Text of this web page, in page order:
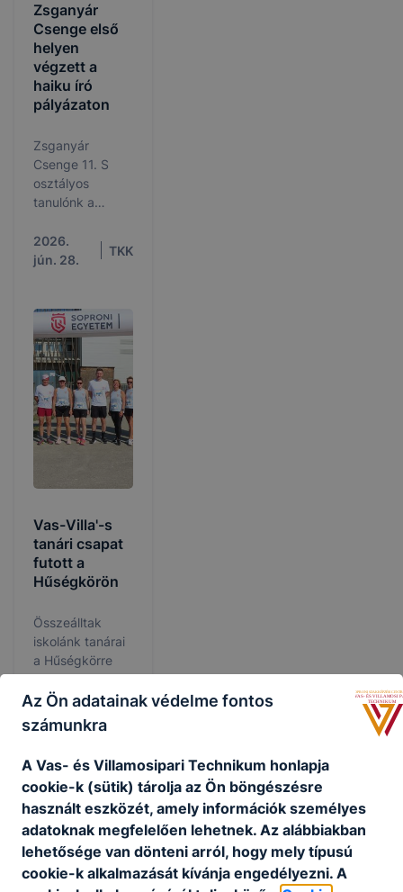
Zsganyár
Csenge első
helyen
végzett a
haiku író
pályázaton
Zsganyár
Csenge 11. S
osztályos
tanulónk a
alkalmából
meghirdetett
helyezett lett
2026.
jún. 28.
TKK
Vas-Villa'-s
tanári csapat
futott a
Hűségkörön
Összeálltak
iskolánk tanárai
a Hűségkörre
szombaton, és
heten váltóban
végig futották a
86 km-es távot.
2026. jún.
23.
Az Ön adatainak védelme fontos
számunkra
A Vas- és Villamosipari Technikum honlapja
cookie-k (sütik) tárolja az Ön böngészésre
használt eszközét, amely információk személyes
adatoknak megfelelően lehetnek. Az alábbiakban
lehetősége van dönteni arról, hogy mely típusú
cookie-k alkalmazását kívánja engedélyezni. A